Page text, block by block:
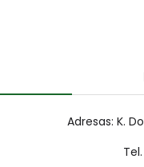
Adresas: K.